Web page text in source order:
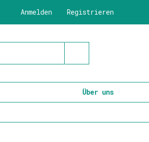
Registrieren
Anmelden
Über uns